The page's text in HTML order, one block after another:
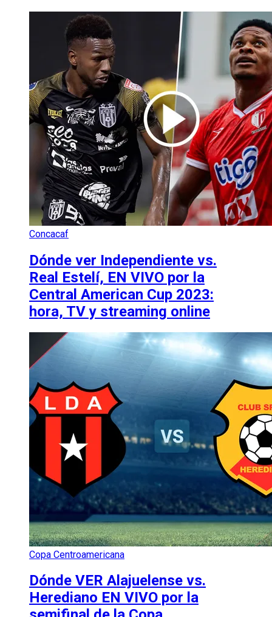
Concacaf
Dónde ver Independiente vs.
Real Estelí, EN VIVO por la
Central American Cup 2023:
hora, TV y streaming online
Copa Centroamericana
Dónde VER Alajuelense vs.
Herediano EN VIVO por la